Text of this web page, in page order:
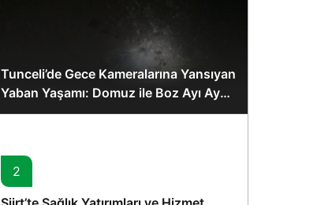
Tunceli’de Gece Kameralarına Yansıyan
Yaban Yaşamı: Domuz ile Boz Ayı Aynı
Karede
2